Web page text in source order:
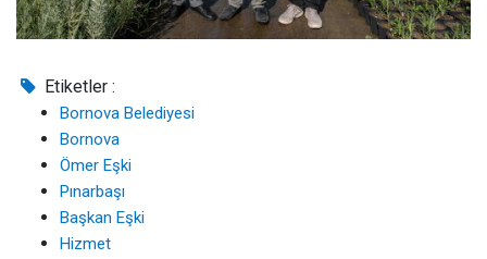
Etiketler :
Bornova Belediyesi
Bornova
Ömer Eşki
Pınarbaşı
Başkan Eşki
Hizmet